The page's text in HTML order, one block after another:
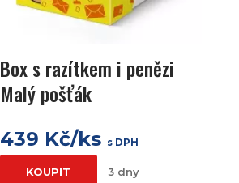
Box s razítkem i penězi
Malý pošťák
439 Kč/ks s DPH
KOUPIT 3 dny